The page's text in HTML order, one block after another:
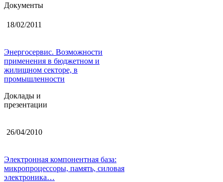
Документы
18/02/2011
Энергосервис. Возможности
применения в бюджетном и
жилищном секторе, в
промышленности
Доклады и
презентации
26/04/2010
Электронная компонентная база:
микропроцессоры, память, силовая
электроника…